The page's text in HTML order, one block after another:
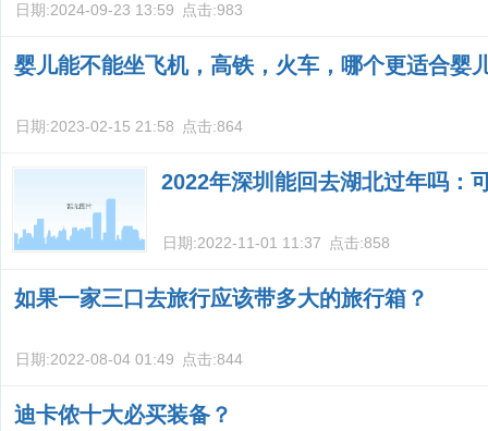
日期:2024-09-23 13:59 点击:983
婴儿能不能坐飞机，高铁，火车，哪个更适合婴
日期:2023-02-15 21:58 点击:864
2022年深圳能回去湖北过年吗：
日期:2022-11-01 11:37 点击:858
如果一家三口去旅行应该带多大的旅行箱？
日期:2022-08-04 01:49 点击:844
迪卡侬十大必买装备？